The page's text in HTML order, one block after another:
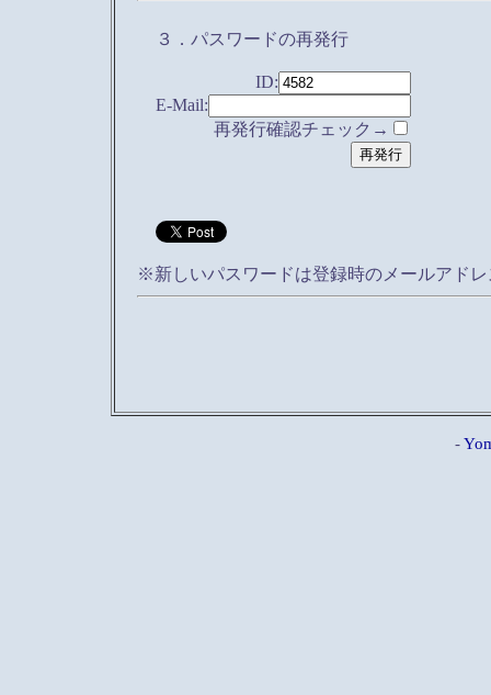
３．パスワードの再発行
ID:
E-Mail:
再発行確認チェック→
※新しいパスワードは登録時のメールアド
-